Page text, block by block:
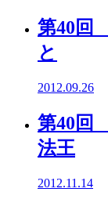
第40回
と
2012.09.26
第40回
法王
2012.11.14